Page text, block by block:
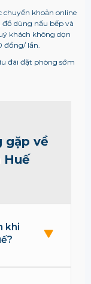
khoản online
đồ dùng nấu bếp và
khách không dọn
đồng/ lần.
đãi đặt phòng sớm
gặp về
Huế
khi